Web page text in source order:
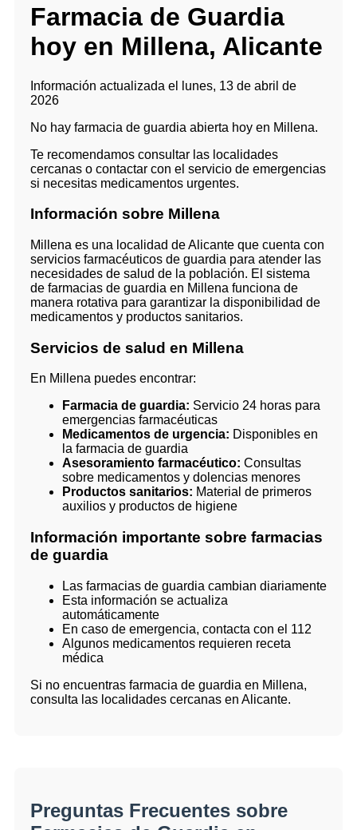
Farmacia de Guardia
hoy en Millena, Alicante
Información actualizada el lunes, 13 de abril de
2026
No hay farmacia de guardia abierta hoy en Millena.
Te recomendamos consultar las localidades
cercanas o contactar con el servicio de emergencias
si necesitas medicamentos urgentes.
Información sobre Millena
Millena es una localidad de Alicante que cuenta con
servicios farmacéuticos de guardia para atender las
necesidades de salud de la población. El sistema
de farmacias de guardia en Millena funciona de
manera rotativa para garantizar la disponibilidad de
medicamentos y productos sanitarios.
Servicios de salud en Millena
En Millena puedes encontrar:
Farmacia de guardia: Servicio 24 horas para
emergencias farmacéuticas
Medicamentos de urgencia: Disponibles en
la farmacia de guardia
Asesoramiento farmacéutico: Consultas
sobre medicamentos y dolencias menores
Productos sanitarios: Material de primeros
auxilios y productos de higiene
Información importante sobre farmacias
de guardia
Las farmacias de guardia cambian diariamente
Esta información se actualiza
automáticamente
En caso de emergencia, contacta con el 112
Algunos medicamentos requieren receta
médica
Si no encuentras farmacia de guardia en Millena,
consulta las localidades cercanas en Alicante.
Preguntas Frecuentes sobre